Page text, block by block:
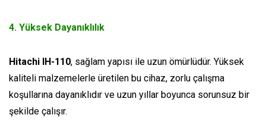
4. Yüksek Dayanıklılık
Hitachi IH-110, sağlam yapısı ile uzun ömürlüdür. Yüksek
kaliteli malzemelerle üretilen bu cihaz, zorlu çalışma
koşullarına dayanıklıdır ve uzun yıllar boyunca sorunsuz bir
şekilde çalışır.